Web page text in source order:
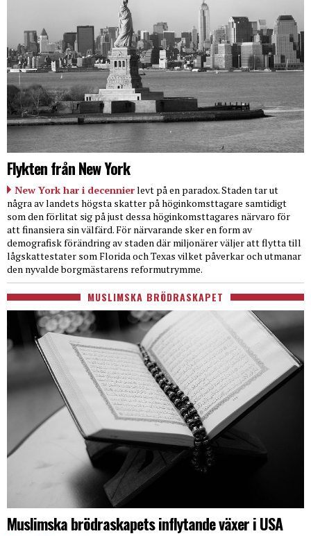
Flykten från New York
New York har i decennierlevt på en paradox. Staden tar ut
några av landets högsta skatter på höginkomsttagare samtidigt
som den förlitat sig på just dessa höginkomsttagares närvaro för
att finansiera sin välfärd. För närvarande sker en form av
demografisk förändring av staden där miljonärer väljer att flytta till
lågskattestater som Florida och Texas vilket påverkar och utmanar
den nyvalde borgmästarens reformutrymme.
MUSLIMSKA BRÖDRASKAPET
Muslimska brödraskapets inflytande växer i USA